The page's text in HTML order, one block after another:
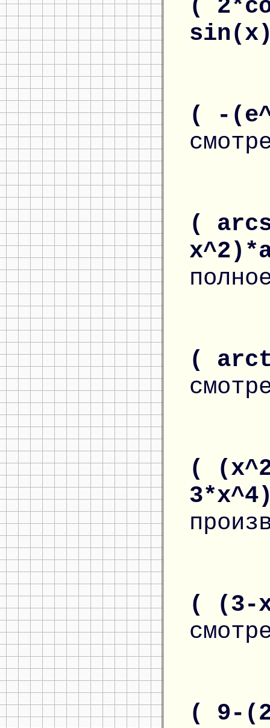
(
( -
(
(
(
( (3-
( 9-